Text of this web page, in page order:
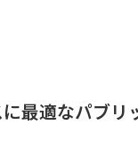
最適なパブ